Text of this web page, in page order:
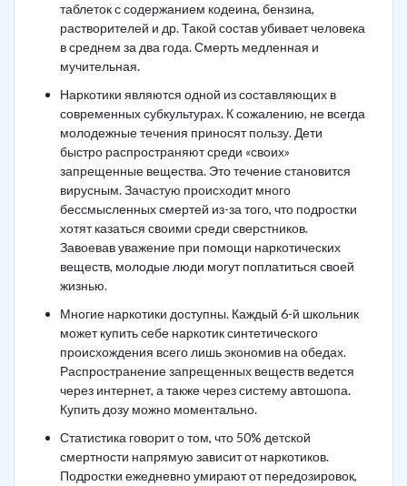
таблеток с содержанием кодеина, бензина,
растворителей и др. Такой состав убивает человека
в среднем за два года. Смерть медленная и
мучительная.
Наркотики являются одной из составляющих в
современных субкультурах. К сожалению, не всегда
молодежные течения приносят пользу. Дети
быстро распространяют среди «своих»
запрещенные вещества. Это течение становится
вирусным. Зачастую происходит много
бессмысленных смертей из-за того, что подростки
хотят казаться своими среди сверстников.
Завоевав уважение при помощи наркотических
веществ, молодые люди могут поплатиться своей
жизнью.
Многие наркотики доступны. Каждый 6-й школьник
может купить себе наркотик синтетического
происхождения всего лишь экономив на обедах.
Распространение запрещенных веществ ведется
через интернет, а также через систему автошопа.
Купить дозу можно моментально.
Статистика говорит о том, что 50% детской
смертности напрямую зависит от наркотиков.
Подростки ежедневно умирают от передозировок,